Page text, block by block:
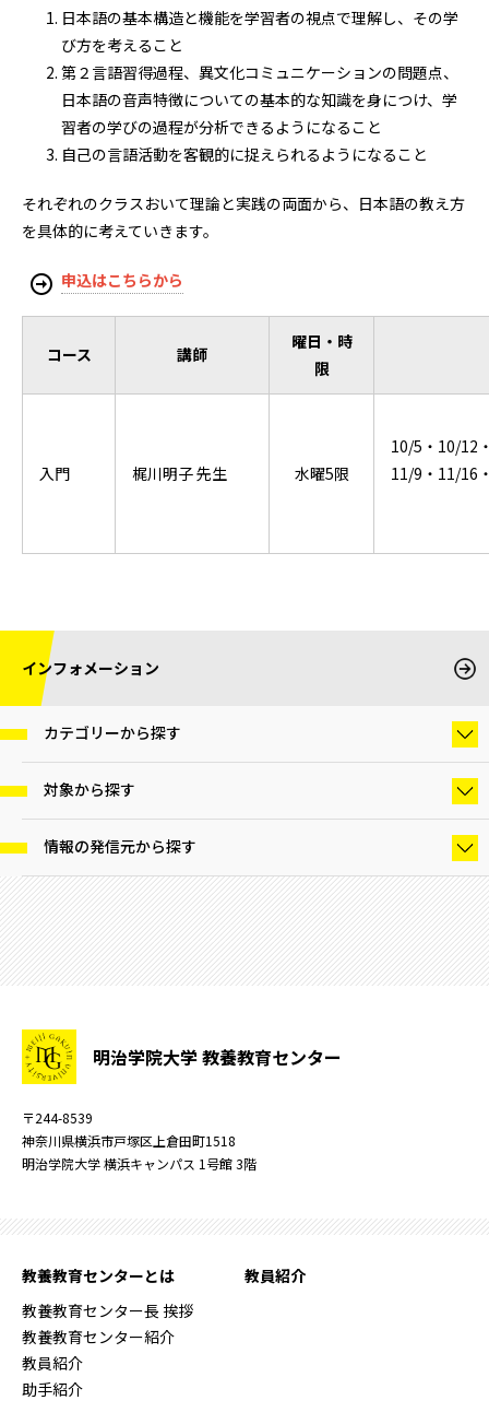
日本語の基本構造と機能を学習者の視点で理解し、その学
び方を考えること
第２言語習得過程、異文化コミュニケーションの問題点、
日本語の音声特徴についての基本的な知識を身につけ、学
習者の学びの過程が分析できるようになること
自己の言語活動を客観的に捉えられるようになること
それぞれのクラスおいて理論と実践の両面から、日本語の教え方
を具体的に考えていきます。
申込はこちらから
コース 講師
曜日・時
限
入門 梶川明子 先生 水曜5限
10/5・10/12
11/9・11/16
インフォメーション
カテゴリーから探す
対象から探す
情報の発信元から探す
明治学院大学 教養教育センター
〒244-8539
神奈川県横浜市戸塚区上倉田町1518
明治学院大学 横浜キャンパス 1号館 3階
教養教育センターとは
教養教育センター長 挨拶
教養教育センター紹介
教員紹介
助手紹介
教員紹介